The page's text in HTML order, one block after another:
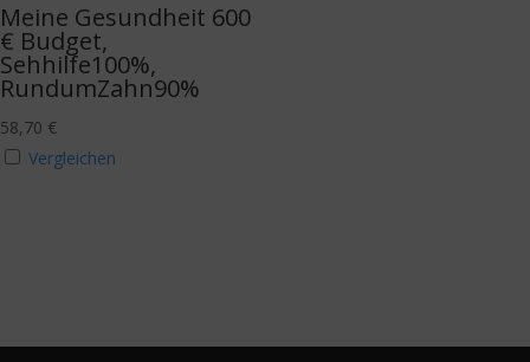
Meine Gesundheit 600
€ Budget,
Sehhilfe100%,
RundumZahn90%
58,70 €
Vergleichen